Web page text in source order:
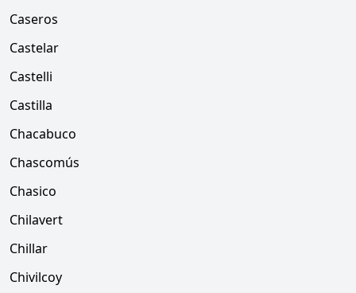
Caseros
Castelar
Castelli
Castilla
Chacabuco
Chascomús
Chasico
Chilavert
Chillar
Chivilcoy